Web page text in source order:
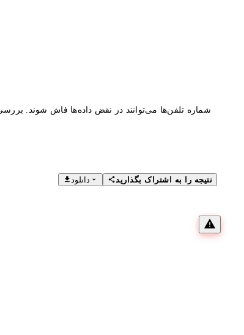
شماره تلفن‌ها می‌توانند در نقض داده‌ها فاش شوند.
دانلود نتیجه را به اشتراک بگذارید